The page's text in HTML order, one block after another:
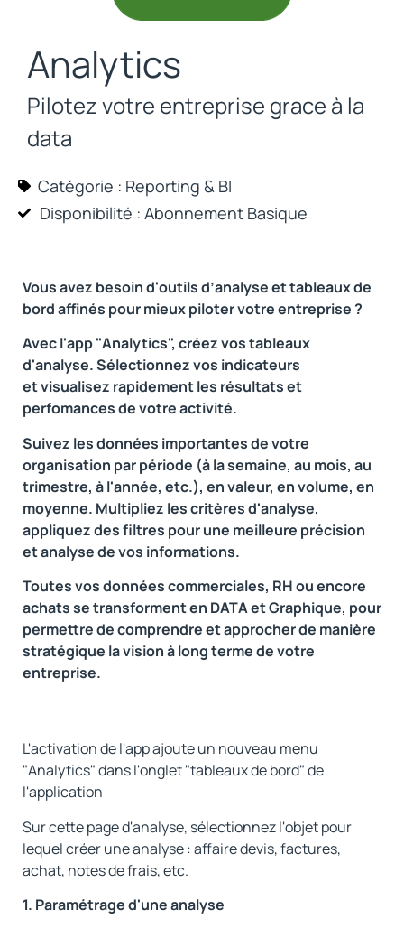
Analytics
Pilotez votre entreprise grace à la
data
Catégorie : Reporting & BI
Disponibilité : Abonnement Basique
Vous avez besoin d'outils d’analyse et tableaux de
bord affinés pour mieux piloter votre entreprise ?
Avec l'app "Analytics", créez vos tableaux
d'analyse. Sélectionnez vos indicateurs
et visualisez rapidement les résultats et
perfomances de votre activité.
Suivez les données importantes de votre
organisation par période (à la semaine, au mois, au
trimestre, à l'année, etc.), en valeur, en volume, en
moyenne. Multipliez les critères d'analyse,
appliquez des filtres pour une meilleure précision
et analyse de vos informations.
Toutes vos données commerciales, RH ou encore
achats se transforment en DATA et Graphique, pour
permettre de comprendre et approcher de manière
stratégique la vision à long terme de votre
entreprise.
L'activation de l'app ajoute un nouveau menu
"Analytics" dans l'onglet "tableaux de bord" de
l'application
Sur cette page d'analyse, sélectionnez l'objet pour
lequel créer une analyse : affaire devis, factures,
achat, notes de frais, etc.
1. Paramétrage d'une analyse